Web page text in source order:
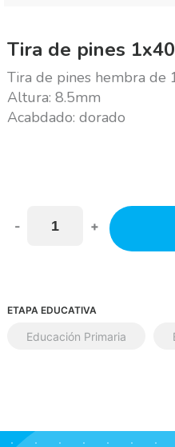
Tira de pines
Tira de pines hembra de
Altura: 8.5mm
Acabdado: dorado
- +
ETAPA EDUCATIVA
Educación Primaria